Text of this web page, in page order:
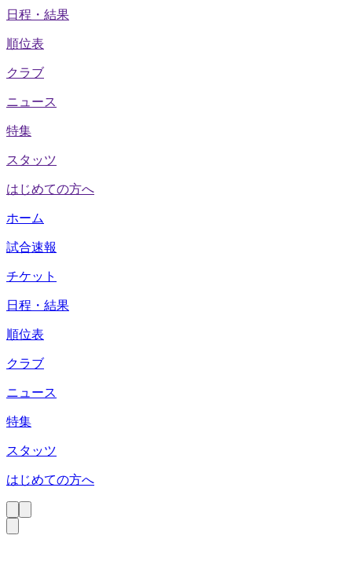
日程・結果
順位表
クラブ
ニュース
特集
スタッツ
はじめての方へ
ホーム
試合速報
チケット
日程・結果
順位表
クラブ
ニュース
特集
スタッツ
はじめての方へ